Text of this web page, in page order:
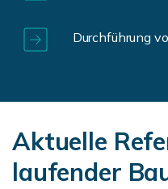
Durchführung
Aktuelle
laufender